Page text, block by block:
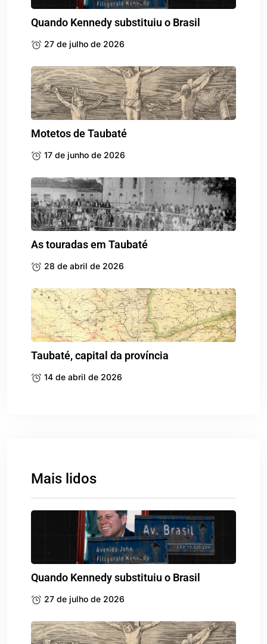
Quando Kennedy substituiu o Brasil
27 de julho de 2026
Motetos de Taubaté
17 de junho de 2026
As touradas em Taubaté
28 de abril de 2026
Taubaté, capital da província
14 de abril de 2026
Mais lidos
Quando Kennedy substituiu o Brasil
27 de julho de 2026